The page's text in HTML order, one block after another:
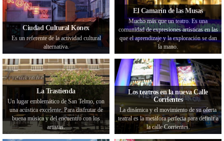
Ciudad Cultural Konex
Es un referente de la actividad cultural
alternativa.
El Camarín de las Musas
Mucho más que un teatro. Es una
comunidad de expresiones artísticas en las
que el aprendizaje y la exploración se dan
la mano.
La Trastienda
Un lugar emblemático de San Telmo, con
una acústica excelente. Para disfrutar de
buena música y del encuentro con los
artistas.
Los teatros en la nueva Calle
Corrientes
La dinámica y el movimiento de su oferta
teatral es la metáfora perfecta para definir a
la calle Corrientes.